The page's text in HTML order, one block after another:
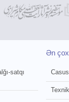
satqı
Ən çox